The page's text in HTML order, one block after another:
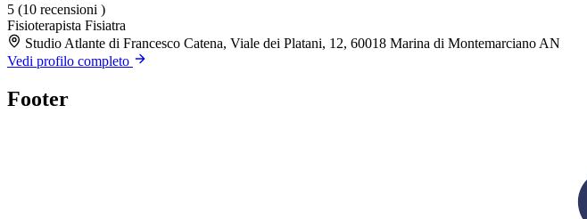
5 (10 recensioni )
Fisioterapista Fisiatra
Studio Atlante di Francesco Catena, Viale dei Platani, 12, 60018 Marina di Montemarciano AN
Vedi profilo completo
Footer